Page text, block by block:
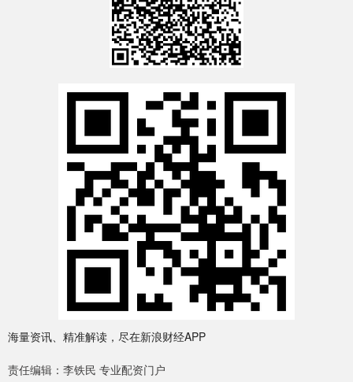
海量资讯、精准解读，尽在新浪财经APP
责任编辑：李铁民 专业配资门户